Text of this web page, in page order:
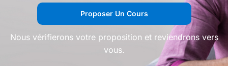
Proposer Un Cours
Nous vérifierons votre proposition et reviendrons vers
vous.